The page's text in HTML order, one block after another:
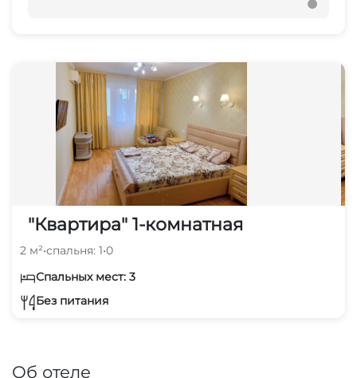
"Квартира" 1-комнатная
2 м²•спальня: 1•0
Спальных мест: 3
Без питания
Об отеле